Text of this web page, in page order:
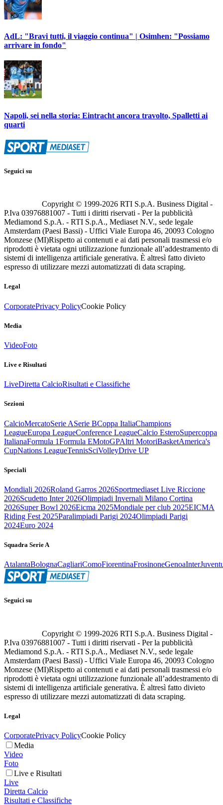
AdL: "Bravi tutti, il viaggio continua" | Osimhen: "Possiamo
arrivare in fondo"
Napoli, sei nella storia: Eintracht ancora travolto, Spalletti ai
quarti
Seguici su
Copyright © 1999-2026 RTI S.p.A. Business Digital -
P.Iva 03976881007 - Tutti i diritti riservati - Per la pubblicità
Mediamond S.p.A. - RTI S.p.A., Mediaset N.V., sede legale
Amsterdam (Paesi Bassi) - Uffici Viale Europa 46, 20093 Cologno
Monzese (MI)Rispetto ai contenuti e ai dati personali trasmessi e/o
riprodotti è vietata ogni utilizzazione funzionale all’addestramento di
sistemi di intelligenza artificiale generativa. È altresì fatto divieto
espresso di utilizzare mezzi automatizzati di data scraping.
Legal
CorporatePrivacy PolicyCookie Policy
Media
VideoFoto
Live e Risultati
LiveDiretta CalcioRisultati e Classifiche
Sezioni
CalcioMercatoSerie ASerie BCoppa ItaliaChampions
LeagueEuropa LeagueConference LeagueCalcio EsteroSupercoppa
ItalianaFormula 1Formula EMotoGPAltri MotoriBasketAmerica's
CupNations LeagueTennisSciVolleyDrive UP
Speciali
Mondiali 2026Roland Garros 2026Sportmediaset Live Riccione
2026Scudetto Inter 2026Olimpiadi Invernali Milano Cortina
2026Super Bowl 2026Eicma 2025Mondiale per club 2025EICMA
Riding Fest 2025Paralimpiadi Parigi 2024Olimpiadi Parigi
2024Euro 2024
Squadra Serie A
AtalantaBolognaCagliariComoFiorentinaFrosinoneGenoaInter
Seguici su
Copyright © 1999-2026 RTI S.p.A. Business Digital -
P.Iva 03976881007 - Tutti i diritti riservati - Per la pubblicità
Mediamond S.p.A. - RTI S.p.A., Mediaset N.V., sede legale
Amsterdam (Paesi Bassi) - Uffici Viale Europa 46, 20093 Cologno
Monzese (MI)Rispetto ai contenuti e ai dati personali trasmessi e/o
riprodotti è vietata ogni utilizzazione funzionale all’addestramento di
sistemi di intelligenza artificiale generativa. È altresì fatto divieto
espresso di utilizzare mezzi automatizzati di data scraping.
Legal
CorporatePrivacy PolicyCookie Policy
Media
Video
Foto
Live e Risultati
Live
Diretta Calcio
Risultati e Classifiche